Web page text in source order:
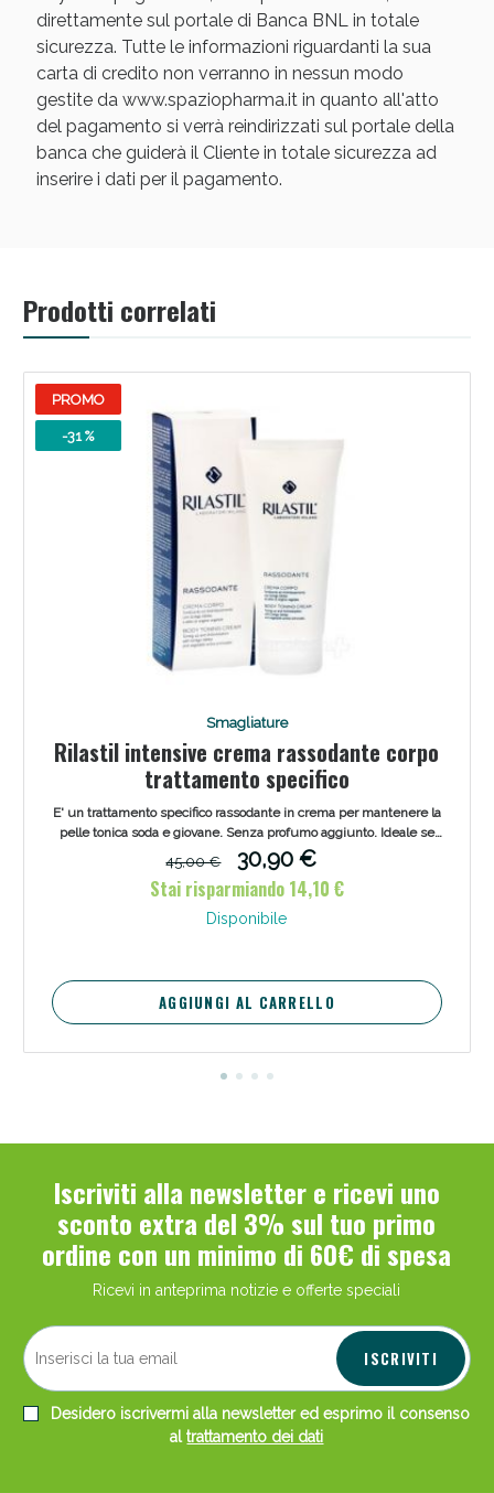
direttamente sul portale di Banca BNL in totale
sicurezza. Tutte le informazioni riguardanti la sua
carta di credito non verranno in nessun modo
gestite da www.spaziopharma.it in quanto all'atto
del pagamento si verrà reindirizzati sul portale della
banca che guiderà il Cliente in totale sicurezza ad
inserire i dati per il pagamento.
Prodotti correlati
PROMO
-31 %
Smagliature
Rilastil intensive crema rassodante corpo
trattamento specifico
E' un trattamento specifico rassodante in crema per mantenere la
pelle tonica soda e giovane. Senza profumo aggiunto. Ideale se
utilizzata in caso di diete ipocaloriche, per prevenire cedimenti e
smagliature.
45,00 €
30,90 €
Stai risparmiando 14,10 €
Disponibile
AGGIUNGI AL CARRELLO
Iscriviti alla newsletter e ricevi uno
sconto extra del 3% sul tuo primo
ordine con un minimo di 60€ di spesa
Ricevi in anteprima notizie e offerte speciali
ISCRIVITI
Desidero iscrivermi alla newsletter ed esprimo il consenso
altrattamento dei dati